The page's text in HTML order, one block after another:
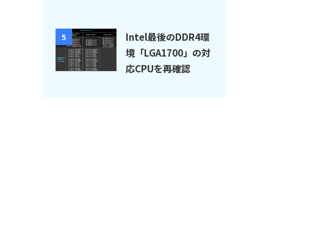
5
Intel最後のDDR4環
境「LGA1700」の対
応CPUを再確認